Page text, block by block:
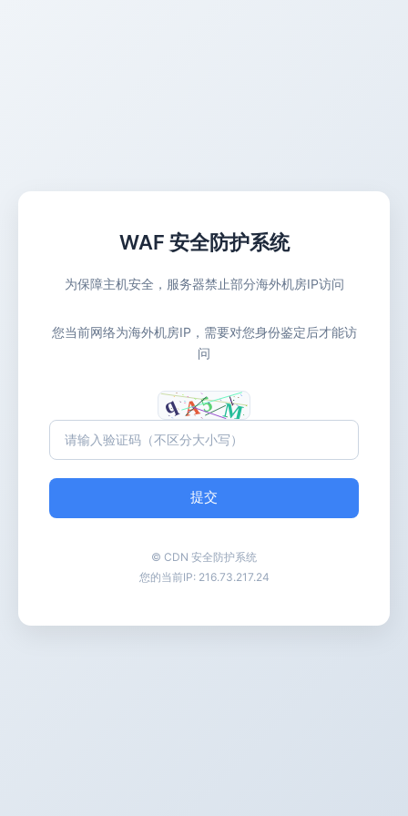
WAF 安全防护系统
为保障主机安全，服务器禁止部分海外机房IP访问
您当前网络为海外机房IP，需要对您身份鉴定后才能访
问
提交
© CDN 安全防护系统
您的当前IP: 216.73.217.24